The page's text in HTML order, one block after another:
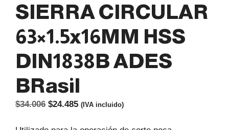
SIERRA CIRCULAR
63×1.5x16MM HSS
DIN1838B ADES
BRasil
$34.006 El
$24.485El(IVA incluido)